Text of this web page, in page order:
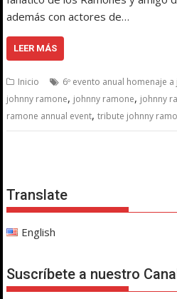
además con actores de…
LEER MÁS
Inicio 6º evento anual homenaje
johnny ramone, johnny ramone, johnny
ramone annual event,tribute johnny
Translate
English
Suscríbete a nuestro